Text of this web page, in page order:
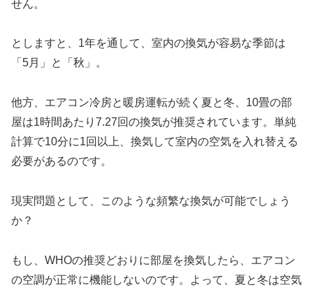
せん。
としますと、1年を通して、室内の換気が容易な季節は
「5月」と「秋」。
他方、エアコン冷房と暖房運転が続く夏と冬、10畳の部
屋は1時間あたり7.27回の換気が推奨されています。単純
計算で10分に1回以上、換気して室内の空気を入れ替える
必要があるのです。
現実問題として、このような頻繁な換気が可能でしょう
か？
もし、WHOの推奨どおりに部屋を換気したら、エアコン
の空調が正常に機能しないのです。よって、夏と冬は空気